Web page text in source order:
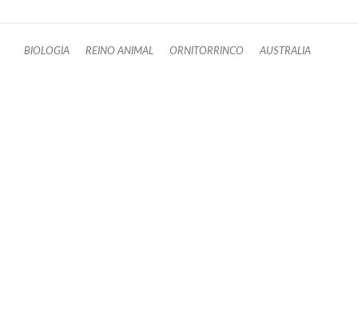
BIOLOGIA REINO ANIMAL ORNITORRINCO AUSTRALIA